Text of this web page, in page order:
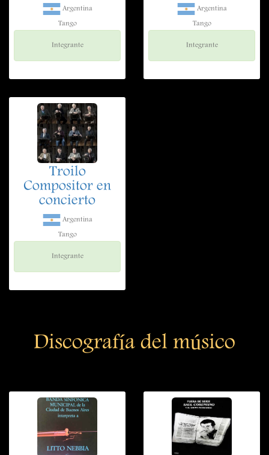
Argentina
Tango
Integrante
Argentina
Tango
Integrante
Troilo
Compositor en
concierto
Argentina
Tango
Integrante
Discografía del músico